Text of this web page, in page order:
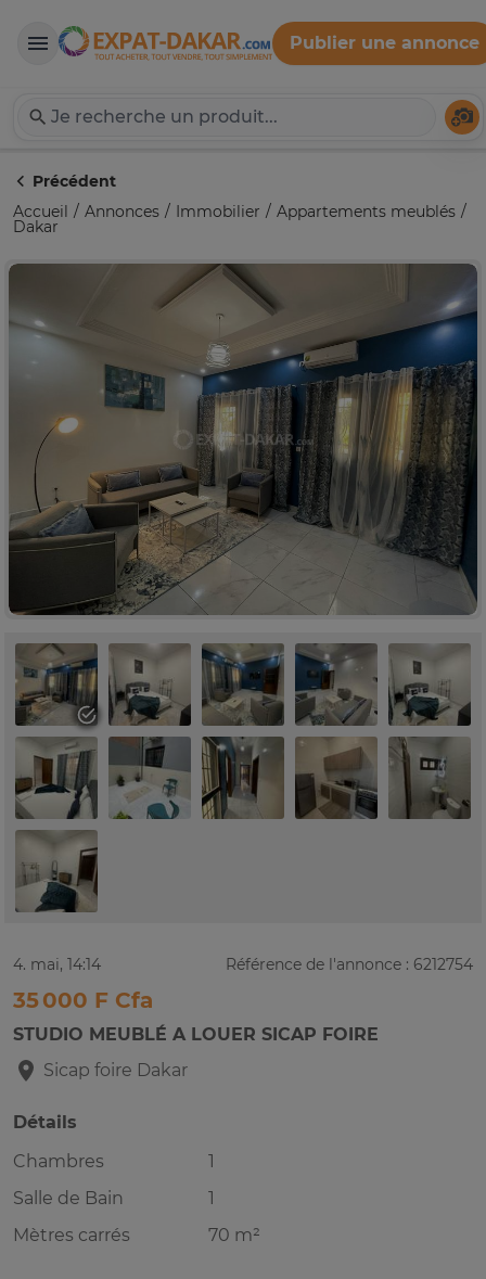
Expat-Dakar
Publier une annonce
Précédent
Accueil
Annonces Immobilier Appartements meublés
Dakar
4. mai, 14:14 Référence de l'annonce : 6212754
35 000 F Cfa
STUDIO MEUBLÉ A LOUER SICAP FOIRE
Sicap foire Dakar
Détails
Chambres
1
Salle de Bain
1
Mètres carrés
70 m²